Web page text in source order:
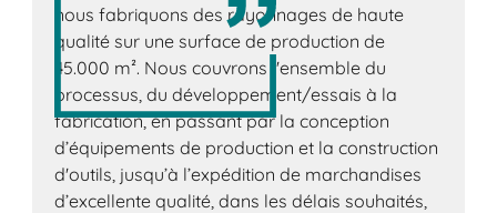
nous fabriquons des rayonnages de haute
qualité sur une surface de production de
45.000 m². Nous couvrons l'ensemble du
processus, du développement/essais à la
fabrication, en passant par la conception
d’équipements de production et la construction
d'outils, jusqu’à l’expédition de marchandises
d’excellente qualité, dans les délais souhaités,